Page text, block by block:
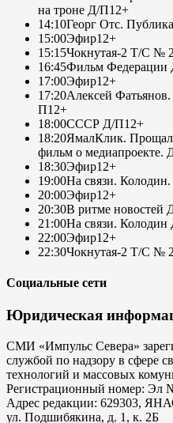
на троне Д/П12+
14:10Георг Отс.
15:00Эфир12+
15:15Чокнутая-2 Т/С №
16:45Фильм Федерации
17:00Эфир12+
17:20Алексей
П12+
18:00СССР Д/П12+
18:20ЯмалКлик.
фильм о медиапроекте.
18:30Эфир12+
19:00На связи.
20:00Эфир12+
20:30В ритме новостей
21:00На связи.
22:00Эфир12+
22:30Чокнутая-2 Т/С №
Социальные сети
Юридическая
СМИ «Импульс Севера»
службой по надзору в сфере
технологий и массовых
Регистрационный номер: Эл
Адрес редакции: 629303,
ул. Подшибякина, д. 1, к. 2Б